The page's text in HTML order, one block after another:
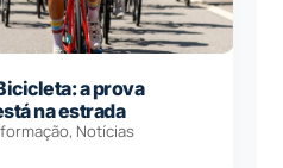
a prova
na estrada
, Notícias